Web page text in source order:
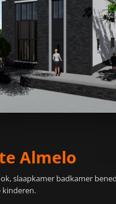
Almelo
slaapkamer badkamer
kinderen.